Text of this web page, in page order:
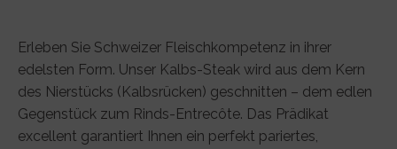
Erleben Sie Schweizer Fleischkompetenz in ihrer
edelsten Form. Unser Kalbs-Steak wird aus dem Kern
des Nierstücks (Kalbsrücken) geschnitten – dem edlen
Gegenstück zum Rinds-Entrecôte. Das Prädikat
excellent garantiert Ihnen ein perfekt pariertes,